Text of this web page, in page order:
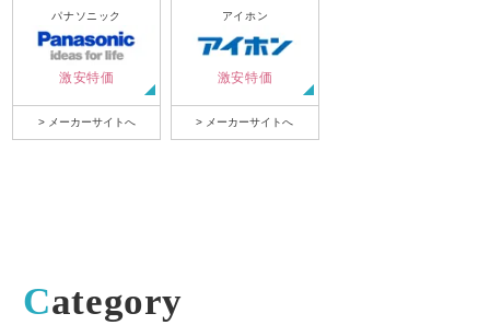
パナソニック
激安特価
> メーカーサイトへ
アイホン
激安特価
> メーカーサイトへ
Category